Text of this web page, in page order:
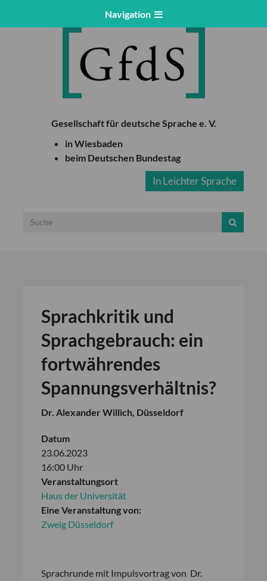
Navigation
Gesellschaft für deutsche Sprache e. V.
in Wiesbaden
beim Deutschen Bundestag
In Leichter Sprache
Sprachkritik und
Sprachgebrauch: ein
fortwährendes
Spannungsverhältnis?
Dr. Alexander Willich, Düsseldorf
Datum
23.06.2023
16:00 Uhr
Veranstaltungsort
Haus der Universität
Eine Veranstaltung von:
Zweig Düsseldorf
Sprachrunde mit Impulsvortrag von Dr.